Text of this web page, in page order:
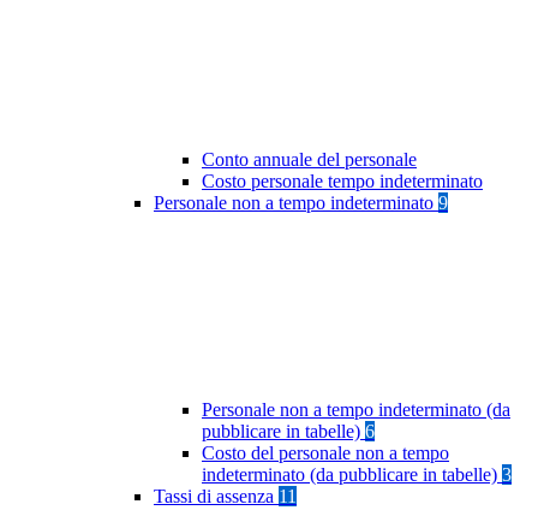
Conto annuale del personale
Costo personale tempo indeterminato
Personale non a tempo indeterminato 9
Personale non a tempo indeterminato (da
pubblicare in tabelle) 6
Costo del personale non a tempo
indeterminato (da pubblicare in tabelle) 3
Tassi di assenza 11